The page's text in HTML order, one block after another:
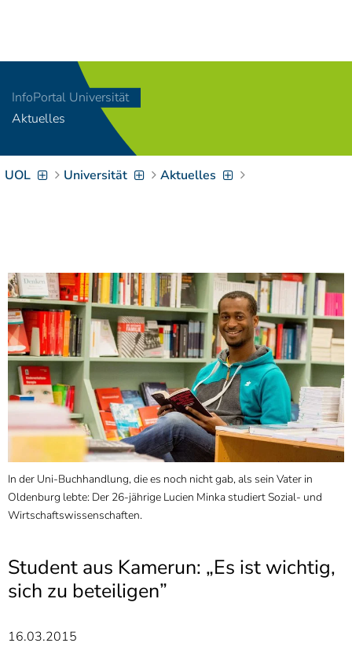
[Access-Key 8
Zum Inhalt springen
Zur Suche springen
[Access-Key 4]
Zur Hauptnavigation
9]
Zur
Brotkrumennavigation
springen[Access-Key
7]
Informationen zur
Barrierefreiheit
InfoPortal Universität
Aktuelles
UOL Universität Aktuelles
In der Uni-Buchhandlung, die es noch nicht gab, als sein Vater in
Oldenburg lebte: Der 26-jährige Lucien Minka studiert Sozial- und
Wirtschaftswissenschaften.
Student aus Kamerun: „Es ist wichtig,
sich zu beteiligen”
16.03.2015